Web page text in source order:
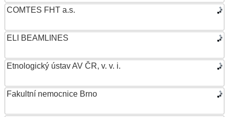
COMTES FHT a.s.
ELI BEAMLINES
Etnologický ústav AV ČR, v. v. i.
Fakultní nemocnice Brno